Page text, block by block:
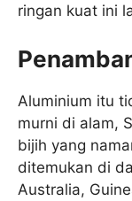
ringan kuat ini
Aluminium itu
murni di alam,
bijih yang
ditemukan di
Australia,